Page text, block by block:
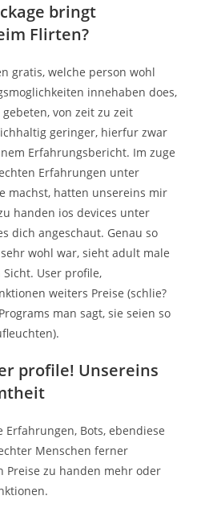
bringt
Flirten?
gratis, welche person wohl
innehaben does,
von zeit zu zeit
geringer, hierfur zwar
Erfahrungsbericht. Im zuge
Erfahrungen unter
machst, hatten unsereins mir
handen ios devices unter
dich angeschaut. Genau so
wohl war, sieht adult male
User profile,
weiters Preise (schlie?
man sagt, sie seien so
profile! Unsereins
Erfahrungen, Bots, ebendiese
Menschen ferner
Preise zu handen mehr oder